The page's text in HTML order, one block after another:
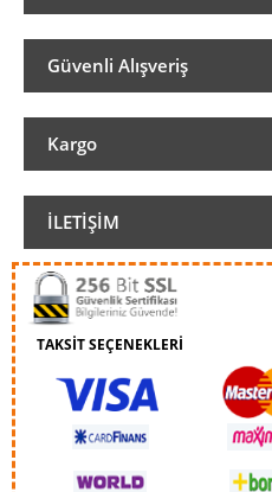
Güvenli Alışveriş
Kargo
İLETIŞIM
TAKSİT SEÇENEKLERİ